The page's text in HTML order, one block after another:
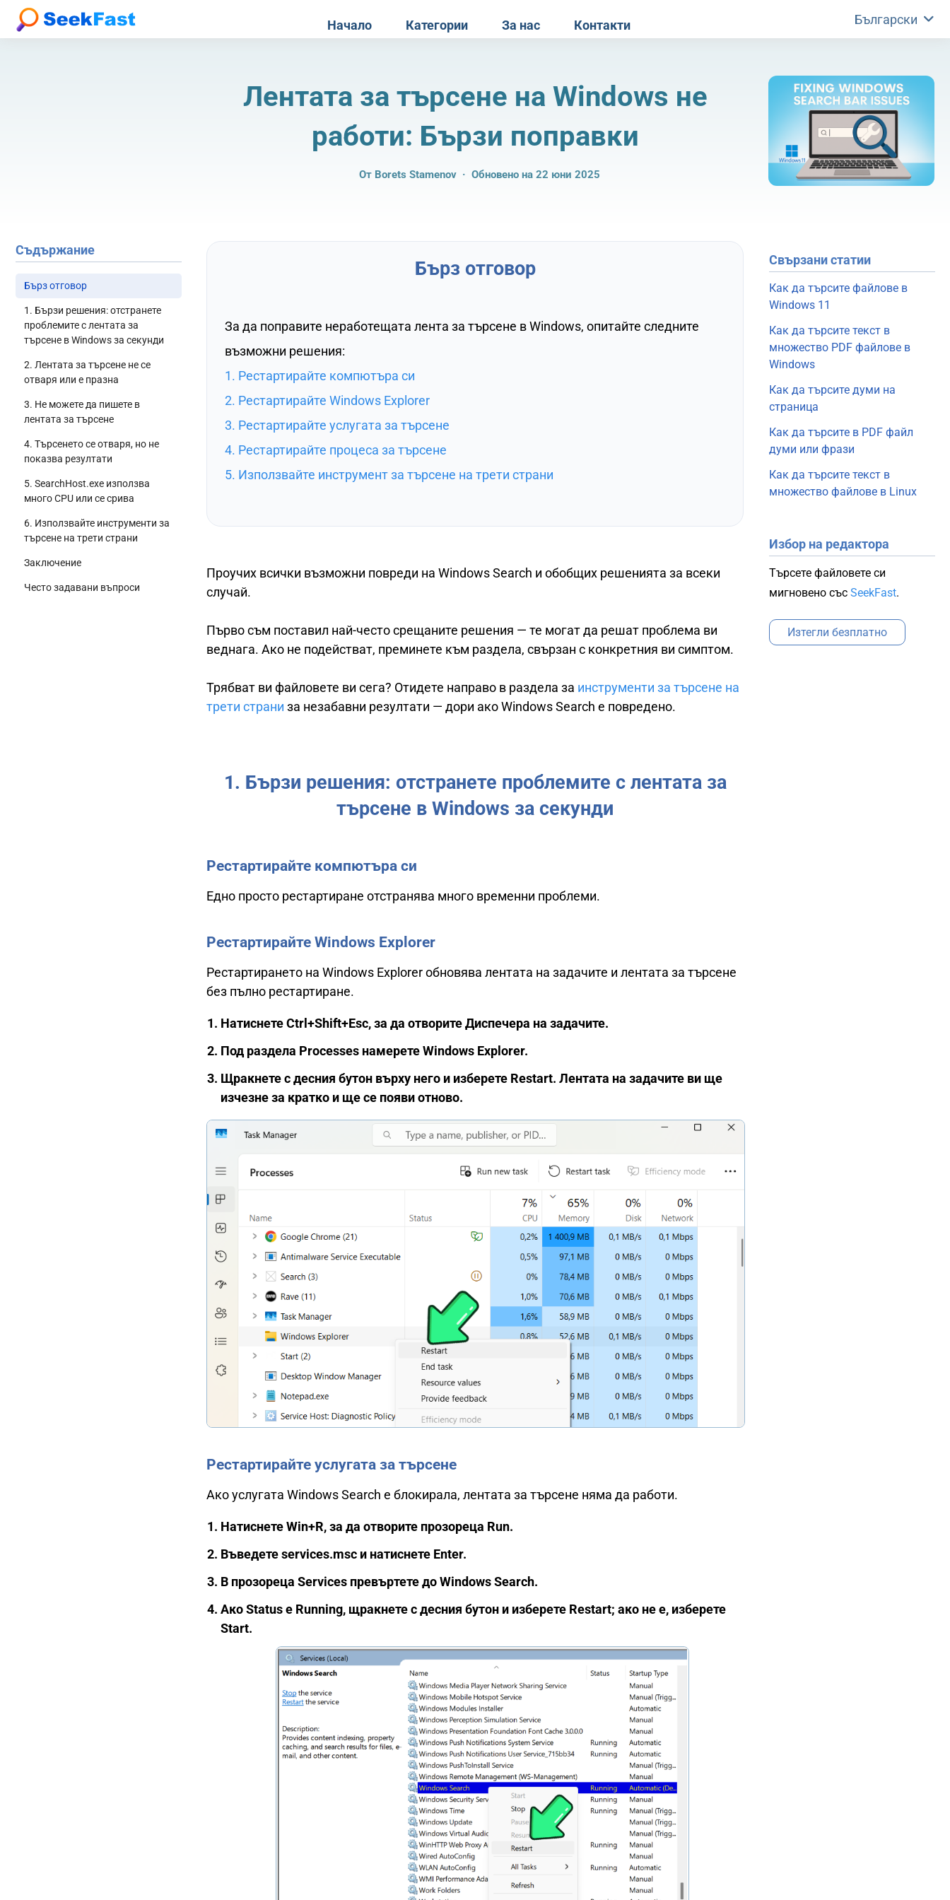
Начало Категории За нас Контакти Български
Лентата за търсене на Windows не
работи: Бързи поправки
От Borets Stamenov· Обновено на 22 юни 2025
Съдържание
Бърз отговор
1. Бързи решения: отстранете
проблемите с лентата за
търсене в Windows за секунди
2. Лентата за търсене не се
отваря или е празна
3. Не можете да пишете в
лентата за търсене
4. Търсенето се отваря, но не
показва резултати
5. SearchHost.exe използва
много CPU или се срива
6. Използвайте инструменти за
търсене на трети страни
Заключение
Често задавани въпроси
Бърз отговор
За да поправите неработещата лента за търсене в Windows, опитайте следните
възможни решения:
1. Рестартирайте компютъра си
2. Рестартирайте Windows Explorer
3. Рестартирайте услугата за търсене
4. Рестартирайте процеса за търсене
5. Използвайте инструмент за търсене на трети страни
Проучих всички възможни повреди на Windows Search и обобщих решенията за всеки
случай.
Първо съм поставил най-често срещаните решения — те могат да решат проблема ви
веднага. Ако не подействат, преминете към раздела, свързан с конкретния ви симптом.
Трябват ви файловете ви сега? Отидете направо в раздела за инструменти за търсене на
трети страни за незабавни резултати — дори ако Windows Search е повредено.
1. Бързи решения: отстранете проблемите с лентата за
търсене в Windows за секунди
Рестартирайте компютъра си
Едно просто рестартиране отстранява много временни проблеми.
Рестартирайте Windows Explorer
Рестартирането на Windows Explorer обновява лентата на задачите и лентата за търсене
без пълно рестартиране.
Натиснете Ctrl+Shift+Esc, за да отворите Диспечера на задачите.
Под раздела Processes намерете Windows Explorer.
Щракнете с десния бутон върху него и изберете Restart. Лентата на задачите ви ще
изчезне за кратко и ще се появи отново.
Рестартирайте услугата за търсене
Ако услугата Windows Search е блокирала, лентата за търсене няма да работи.
Натиснете Win+R, за да отворите прозореца Run.
Въведете services.msc и натиснете Enter.
В прозореца Services превъртете до Windows Search.
Ако Status е Running, щракнете с десния бутон и изберете Restart; ако не е, изберете
Start.
Свързани статии
Как да търсите файлове в
Windows 11
Как да търсите текст в
множество PDF файлове в
Windows
Как да търсите думи на
страница
Как да търсите в PDF файл
думи или фрази
Как да търсите текст в
множество файлове в Linux
Избор на редактора
Търсете файловете си
мигновено със SeekFast.
Изтегли безплатно